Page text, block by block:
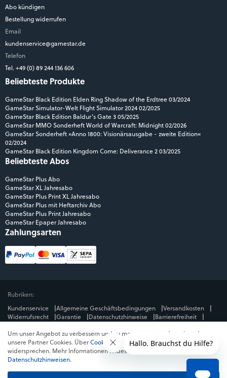
Abo kündigen
Bestellung widerrufen
Email
kundenservice@gamestar.de
Telefon
Tel. +49 (0) 89 244 136 606
Beliebteste Produkte
GameStar Black Edition Elden Ring Shadow of the Erdtree 03/2024
GameStar Simulator-Welt Flight Simulator 2024 02/2025
GameStar Black Edition Baldur's Gate 3 05/2025
GameStar MMO Sonderheft World of Warcraft: Midnight 02/2026
GameStar Sonderheft »Anno 1800: Visionärsausgabe - zweite Edition«
02/2024
GameStar Black Edition Kingdom Come: Deliverance 2 03/2025
Beliebteste Abos
GameStar Plus Abo
GameStar XL Jahresabo
GameStar Plus Print XL Jahresabo
GameStar Plus mit Heftarchiv Abo
GameStar Plus Print Jahresabo
GameStar Epaper Jahresabo
Zahlungsarten
Rubriken:
Kundenservice
Allgemeine Geschäftsbedingungen
Versandkosten
Widerrufsrecht
Garantie Datenschutzhinweise
Barrierefreiheit
Mediengruppe:
GameStar
GamePro MeinMMO Get Hero
Jeuxvideo.com
© Webedia - alle Rechte vorbehalten
* Alle Preise enthalten die jeweilige Mehrwertsteuer. Gegebenenfalls fallen
Um unser Angebot zu verbessern und zu messen, verwenden wir und
unsere Partner Cookies. ÜberCookies ablehnenkannst du dem
widersprechen. Mehr Informationen findest du in unseren
Datenschutzhinweisen.